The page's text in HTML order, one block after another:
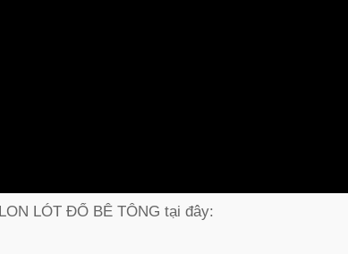
LÓT ĐỔ BÊ TÔNG tại đây: